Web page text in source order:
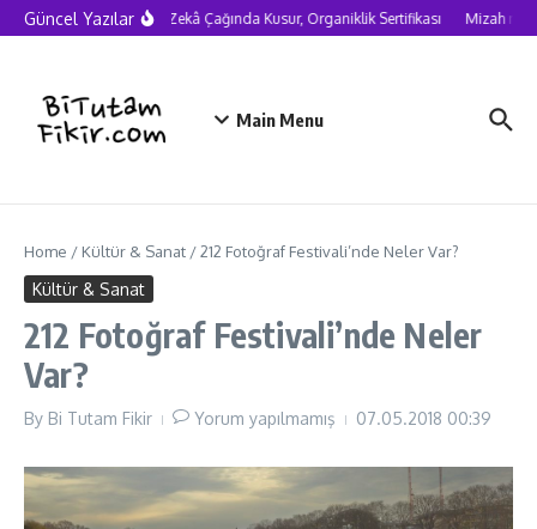
Skip to content
Güncel YazılarYapay Zekâ Çağında Kusur, Organiklik Sertifikası Mizah
Main Menu
Home / Kültür & Sanat /212 Fotoğraf Festivali’nde Neler Var?
Kültür & Sanat
212 Fotoğraf Festivali’nde Neler
Var?
By Bi Tutam Fikir Yorum yapılmamış 07.05.2018 00:39